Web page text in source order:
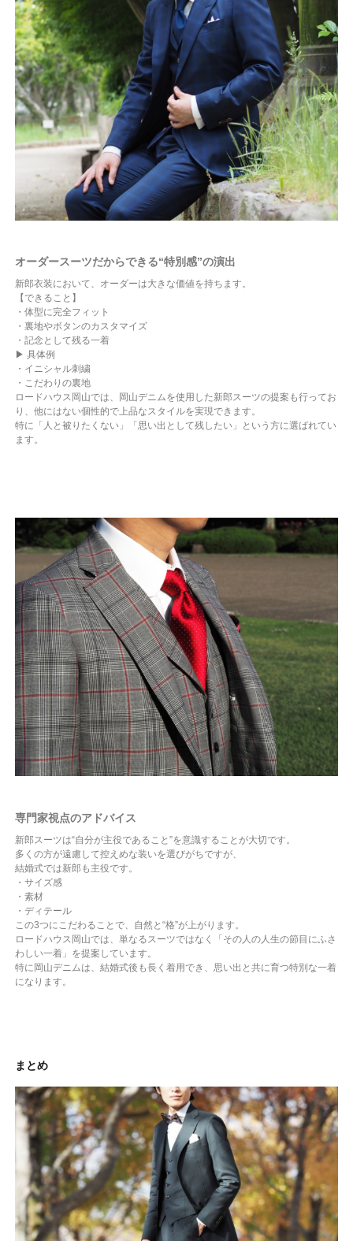
オーダースーツだからできる“特別感”の演出
新郎衣装において、オーダーは大きな価値を持ちます。
【できること】
・体型に完全フィット
・裏地やボタンのカスタマイズ
・記念として残る一着
▶ 具体例
・イニシャル刺繍
・こだわりの裏地
ロードハウス岡山では、岡山デニムを使用した新郎スーツの提案も行ってお
り、他にはない個性的で上品なスタイルを実現できます。
特に「人と被りたくない」「思い出として残したい」という方に選ばれてい
ます。
専門家視点のアドバイス
新郎スーツは“自分が主役であること”を意識することが大切です。
多くの方が遠慮して控えめな装いを選びがちですが、
結婚式では新郎も主役です。
・サイズ感
・素材
・ディテール
この3つにこだわることで、自然と“格”が上がります。
ロードハウス岡山では、単なるスーツではなく「その人の人生の節目にふさ
わしい一着」を提案しています。
特に岡山デニムは、結婚式後も長く着用でき、思い出と共に育つ特別な一着
になります。
まとめ